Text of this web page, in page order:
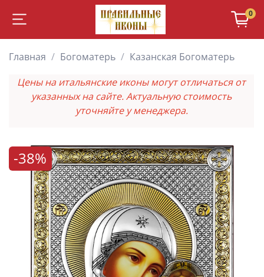
0
Главная Богоматерь
Казанская Богоматерь
Цены на итальянские иконы могут отличаться от
указанных на сайте. Актуальную стоимость
уточняйте у менеджера.
-38%